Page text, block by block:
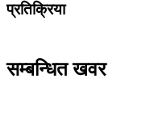
प्रतिक्रिया
सम्बन्धित खवर